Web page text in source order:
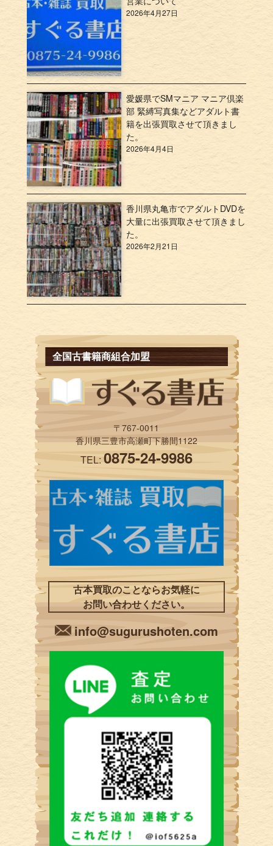
2026年4月27日
愛媛県でSMマニア マニア倶楽
部 緊縛写真集などアダルト書
籍を出張買取させて頂きまし
た。
2026年4月4日
香川県丸亀市でアダルトDVDを
大量に出張買取させて頂きまし
た。
2026年2月21日
全国古書籍商組合加盟
〒767-0011
香川県三豊市高瀬町下勝間1122
TEL:0875-24-9986
古本買取のことならお気軽に
お問い合わせください。
info@sugurushoten.com